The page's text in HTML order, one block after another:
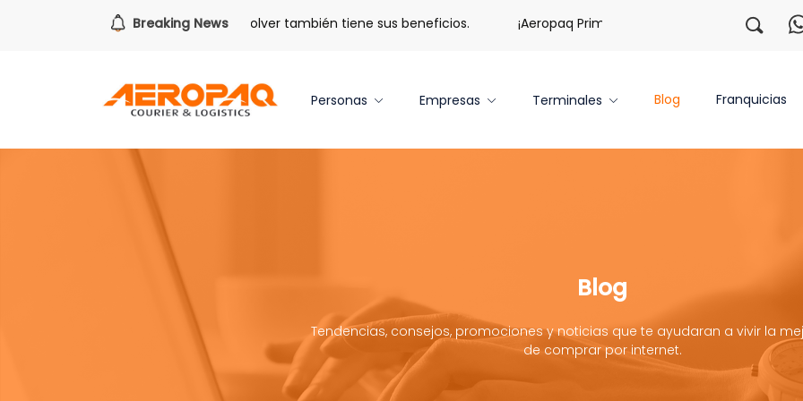
Breaking News
Para todo lo que viene. Volver también tiene sus beneficios. ¡Aeropaq Prime TE DA MÁS! ¡Regístrate
Personas Empresas Terminales Blog Franquicias
Blog
Tendencias, consejos, promociones y noticias que te ayudaran a vivir la
de comprar por internet.